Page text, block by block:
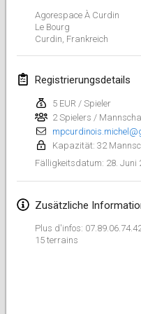
Agorespace À Curdin
Le Bourg
Curdin Frankreich
Registrierungsdetails
5 EUR / Spieler
2 Spielers /
Kapazität: 32
Fälligkeitsdatum: 28. Juni
Zusätzliche
Plus d'infos:
15 terrains
Februar 2023
4. Feb. 2023|
SingeliDuppeli
4. Feb. 2023|
Indoor de la
18. Feb. 2023